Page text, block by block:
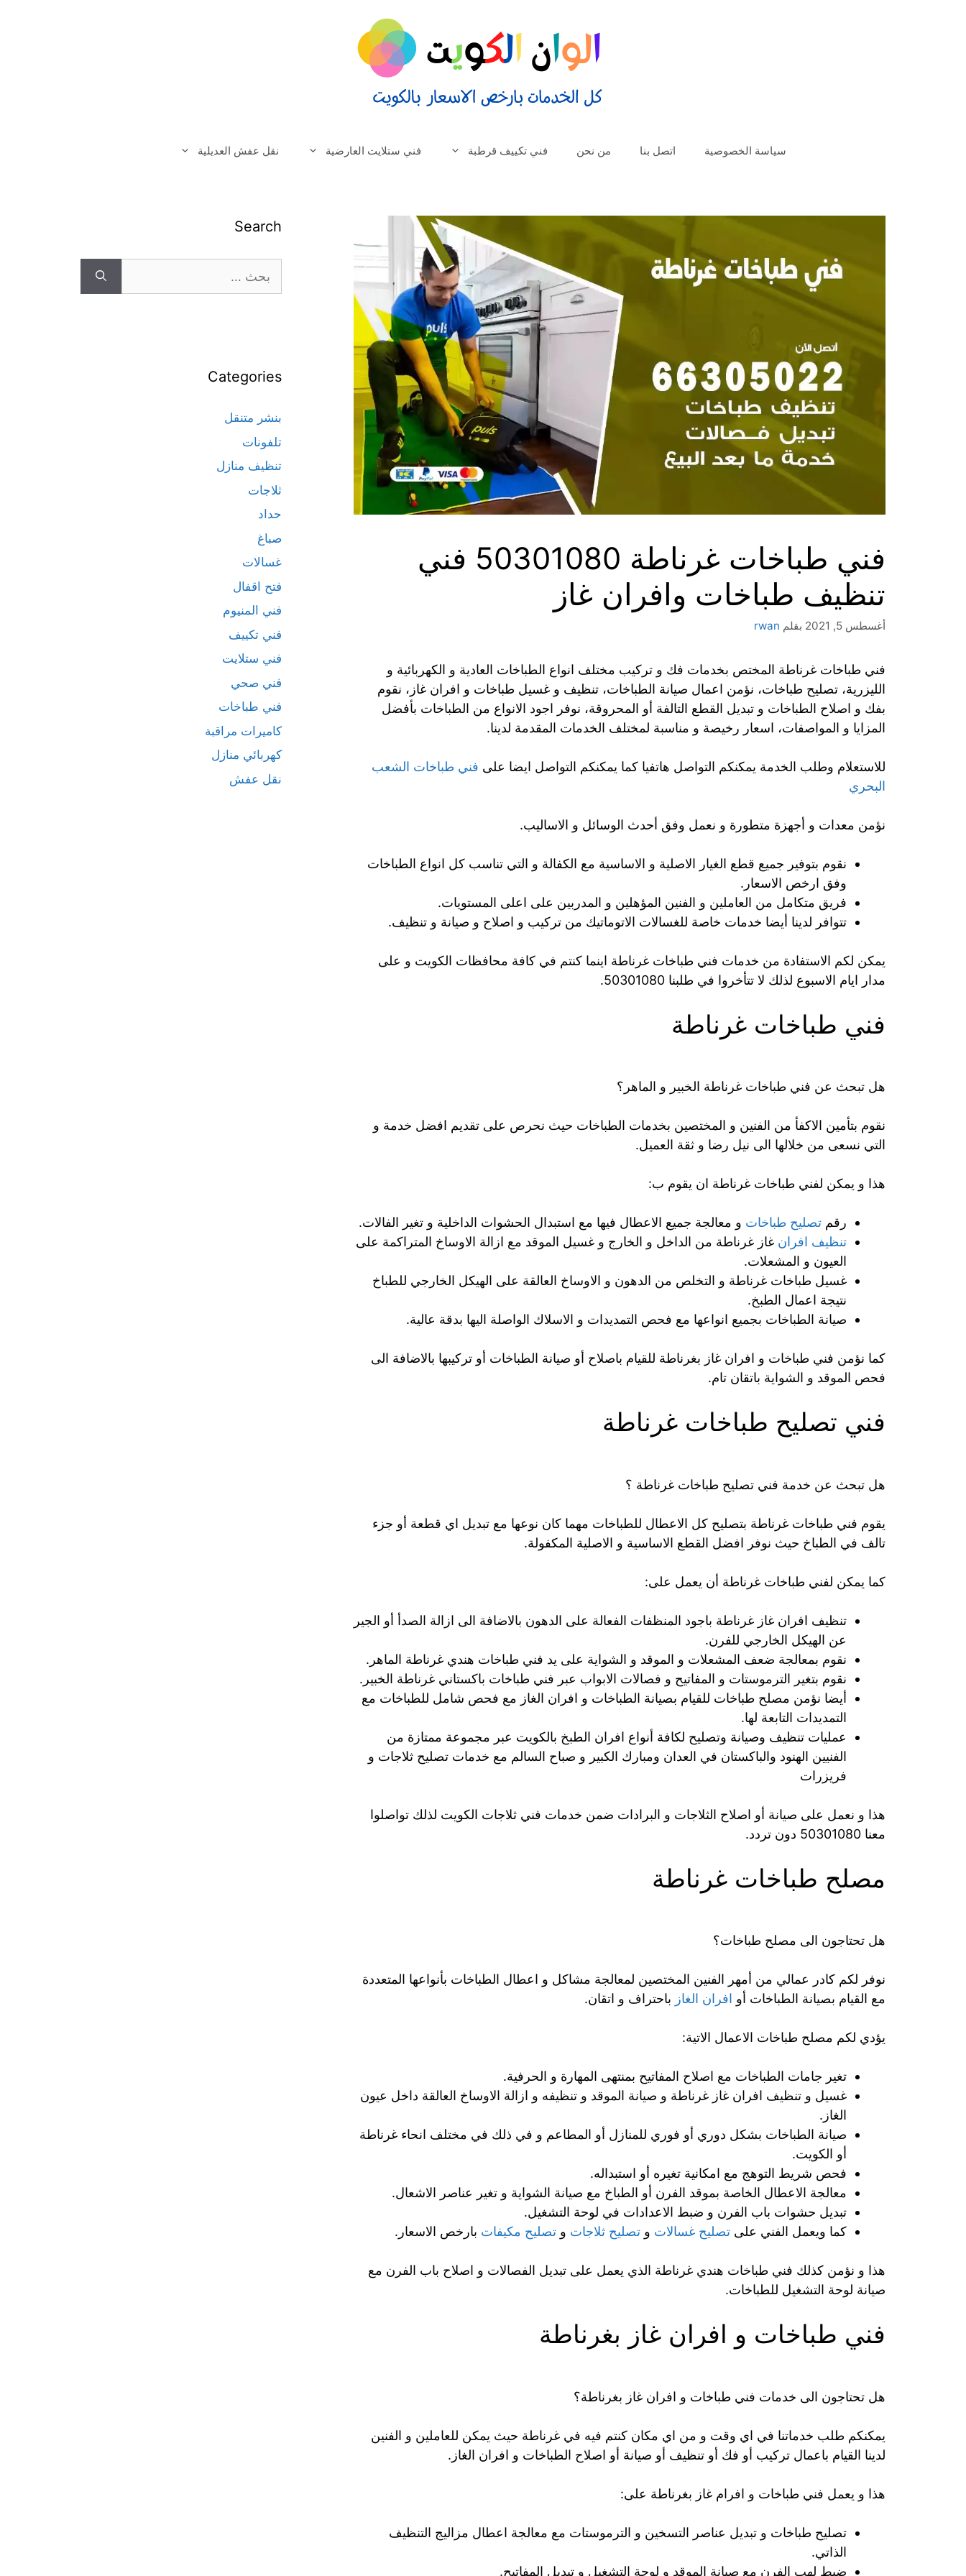
سياسة الخصوصية اتصل بنا من نحن فني تكييف قرطبة فني ستلايت العارضية نقل عفش العديلية
فني طباخات غرناطة 50301080 فني
تنظيف طباخات وافران غاز
أغسطس 5, 2021 بقلم rwan
فني طباخات غرناطة المختص بخدمات فك و تركيب مختلف انواع الطباخات العادية و الكهربائية و
الليزرية، تصليح طباخات، نؤمن اعمال صيانة الطباخات، تنظيف و غسيل طباخات و افران غاز، نقوم
بفك و اصلاح الطباخات و تبديل القطع التالفة أو المحروقة، نوفر اجود الانواع من الطباخات بأفضل
المزايا و المواصفات، اسعار رخيصة و مناسبة لمختلف الخدمات المقدمة لدينا.
للاستعلام وطلب الخدمة يمكنكم التواصل هاتفيا كما يمكنكم التواصل ايضا على فني طباخات الشعب
البحري
نؤمن معدات و أجهزة متطورة و نعمل وفق أحدث الوسائل و الاساليب.
نقوم بتوفير جميع قطع الغيار الاصلية و الاساسية مع الكفالة و التي تناسب كل انواع الطباخات
وفق ارخص الاسعار.
فريق متكامل من العاملين و الفنين المؤهلين و المدربين على اعلى المستويات.
تتوافر لدينا أيضا خدمات خاصة للغسالات الاتوماتيك من تركيب و اصلاح و صيانة و تنظيف.
يمكن لكم الاستفادة من خدمات فني طباخات غرناطة اينما كنتم في كافة محافظات الكويت و على
مدار ايام الاسبوع لذلك لا تتأخروا في طلبنا 50301080.
فني طباخات غرناطة
هل تبحث عن فني طباخات غرناطة الخبير و الماهر؟
نقوم بتأمين الاكفأ من الفنين و المختصين بخدمات الطباخات حيث نحرص على تقديم افضل خدمة و
التي نسعى من خلالها الى نيل رضا و ثقة العميل.
هذا و يمكن لفني طباخات غرناطة ان يقوم ب:
رقم تصليح طباخات و معالجة جميع الاعطال فيها مع استبدال الحشوات الداخلية و تغير الفالات.
تنظيف افران غاز غرناطة من الداخل و الخارج و غسيل الموقد مع ازالة الاوساخ المتراكمة على
العيون و المشعلات.
غسيل طباخات غرناطة و التخلص من الدهون و الاوساخ العالقة على الهيكل الخارجي للطباخ
نتيجة اعمال الطبخ.
صيانة الطباخات بجميع انواعها مع فحص التمديدات و الاسلاك الواصلة اليها بدقة عالية.
كما نؤمن فني طباخات و افران غاز بغرناطة للقيام باصلاح أو صيانة الطباخات أو تركيبها بالاضافة الى
فحص الموقد و الشواية باتقان تام.
فني تصليح طباخات غرناطة
هل تبحث عن خدمة فني تصليح طباخات غرناطة ؟
يقوم فني طباخات غرناطة بتصليح كل الاعطال للطباخات مهما كان نوعها مع تبديل اي قطعة أو جزء
تالف في الطباخ حيث نوفر افضل القطع الاساسية و الاصلية المكفولة.
كما يمكن لفني طباخات غرناطة أن يعمل على:
تنظيف افران غاز غرناطة باجود المنظفات الفعالة على الدهون بالاضافة الى ازالة الصدأ أو الجير
عن الهيكل الخارجي للفرن.
نقوم بمعالجة ضعف المشعلات و الموقد و الشواية على يد فني طباخات هندي غرناطة الماهر.
نقوم بتغير الترموستات و المفاتيح و فصالات الابواب عبر فني طباخات باكستاني غرناطة الخبير.
أيضا نؤمن مصلح طباخات للقيام بصيانة الطباخات و افران الغاز مع فحص شامل للطباخات مع
التمديدات التابعة لها.
عمليات تنظيف وصيانة وتصليح لكافة أنواع افران الطبخ بالكويت عبر مجموعة ممتازة من
الفنيين الهنود والباكستان في العدان ومبارك الكبير و صباح السالم مع خدمات تصليح ثلاجات و
فريزرات
هذا و نعمل على صيانة أو اصلاح الثلاجات و البرادات ضمن خدمات فني ثلاجات الكويت لذلك تواصلوا
معنا 50301080 دون تردد.
مصلح طباخات غرناطة
هل تحتاجون الى مصلح طباخات؟
نوفر لكم كادر عمالي من أمهر الفنين المختصين لمعالجة مشاكل و اعطال الطباخات بأنواعها المتعددة
مع القيام بصيانة الطباخات أو افران الغاز باحتراف و اتقان.
يؤدي لكم مصلح طباخات الاعمال الاتية:
تغير جامات الطباخات مع اصلاح المفاتيح بمنتهى المهارة و الحرفية.
غسيل و تنظيف افران غاز غرناطة و صيانة الموقد و تنظيفه و ازالة الاوساخ العالقة داخل عيون
الغاز.
صيانة الطباخات بشكل دوري أو فوري للمنازل أو المطاعم و في ذلك في مختلف انحاء غرناطة
أو الكويت.
فحص شريط التوهج مع امكانية تغيره أو استبداله.
معالجة الاعطال الخاصة بموقد الفرن أو الطباخ مع صيانة الشواية و تغير عناصر الاشعال.
تبديل حشوات باب الفرن و ضبط الاعدادات في لوحة التشغيل.
كما ويعمل الفني على تصليح غسالات و تصليح ثلاجات و تصليح مكيفات بارخص الاسعار.
هذا و نؤمن كذلك فني طباخات هندي غرناطة الذي يعمل على تبديل الفصالات و اصلاح باب الفرن مع
صيانة لوحة التشغيل للطباخات.
فني طباخات و افران غاز بغرناطة
هل تحتاجون الى خدمات فني طباخات و افران غاز بغرناطة؟
يمكنكم طلب خدماتنا في اي وقت و من اي مكان كنتم فيه في غرناطة حيث يمكن للعاملين و الفنين
لدينا القيام باعمال تركيب أو فك أو تنظيف أو صيانة أو اصلاح الطباخات و افران الغاز.
هذا و يعمل فني طباخات و افرام غاز بغرناطة على:
تصليح طباخات و تبديل عناصر التسخين و الترموستات مع معالجة اعطال مزاليج التنظيف
الذاتي.
ضبط لهب الفرن مع صيانة الموقد و لوحة التشغيل و تبديل المفاتيح.
Search
Categories
بنشر متنقل
تلفونات
تنظيف منازل
ثلاجات
حداد
صباغ
غسالات
فتح اقفال
فني المنيوم
فني تكييف
فني ستلايت
فني صحي
فني طباخات
كاميرات مراقبة
كهربائي منازل
نقل عفش